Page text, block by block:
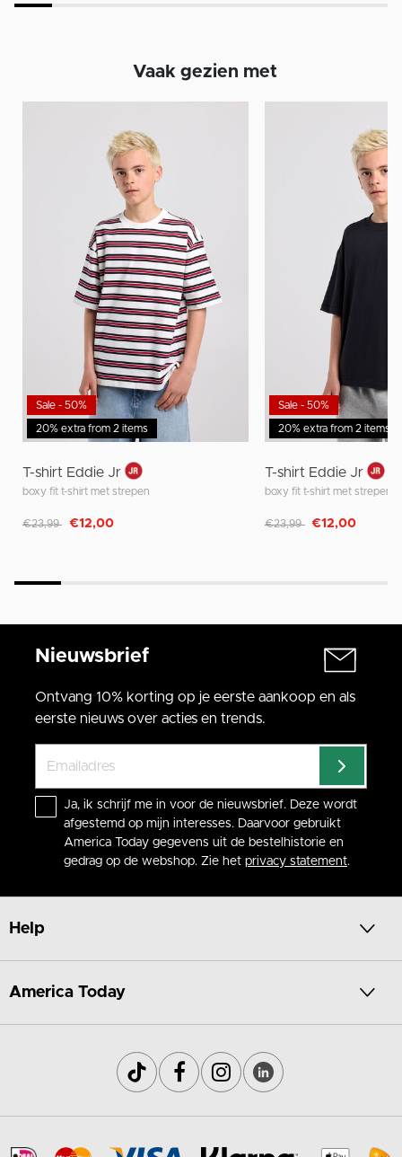
Vaak gezien met
20% extra from 2 items
Sale - 50%
T-shirt Eddie Jr
boxy fit t-shirt met strepen
Afgeprijsd van
€23,99 naar
€12,00
20% extra from 2 items
Sale - 50%
T-shirt Eddie Jr
boxy fit t-shirt met strepen
Afgeprijsd van
€23,99 naar
€12,00
Nieuwsbrief
Ontvang 10% korting op je eerste aankoop en als
eerste nieuws over acties en trends.
Ja, ik schrijf me in voor de nieuwsbrief. Deze wordt
afgestemd op mijn interesses. Daarvoor gebruikt
America Today gegevens uit de bestelhistorie en
gedrag op de webshop. Zie het privacy statement.
Help
America Today